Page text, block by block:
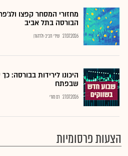
מחזורי המסחר קפצו
הבורסה בתל אביב
27.07.2026 שירי חביב-ולדהורן
היכונו לירידות בבורסה:
שבפתח
27.07.2026 רם מורי
הצעות פרסומיות